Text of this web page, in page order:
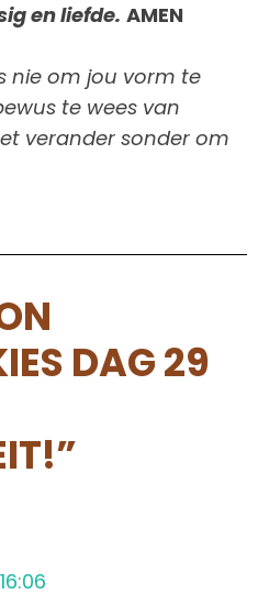
en liefde. AMEN
nie om jou vorm te
te wees van
verander sonder om
DAG 29